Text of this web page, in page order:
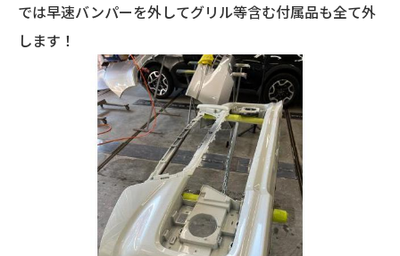
では早速バンパーを外してグリル等含む付属品も全て外
します！